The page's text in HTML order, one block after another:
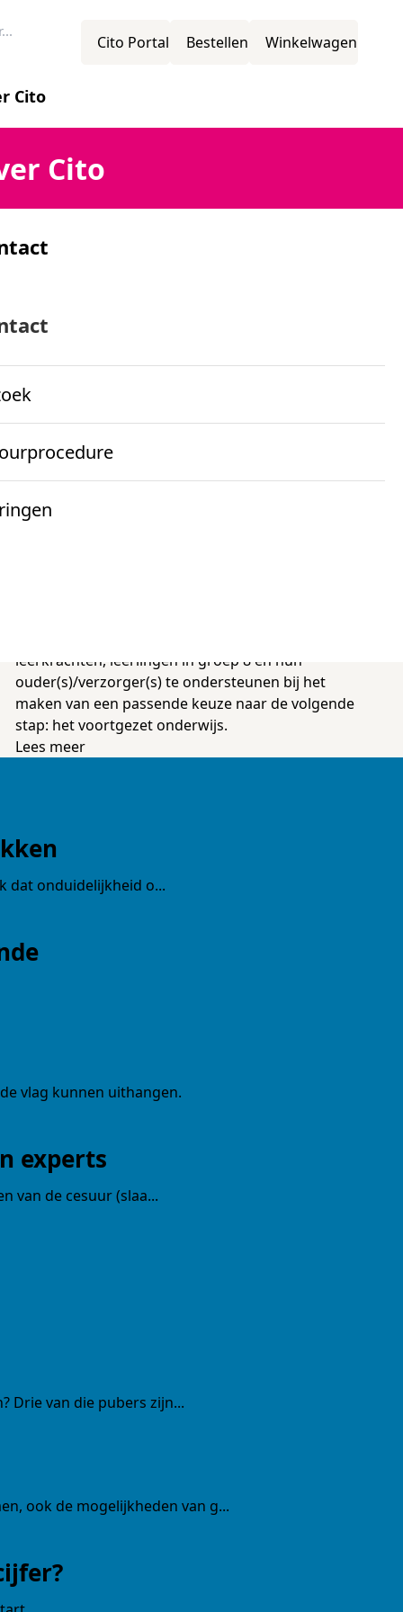
onderzoek
prototypes
Cito
Cito
vragen
naar
gezocht
gezocht
Cito Portal Bestellen Winkelwagen
leerkrachten, leerlingen in groep 8 en hun
ouder(s)/verzorger(s) te ondersteunen bij het
maken van een passende keuze naar de volgende
stap: het voortgezet onderwijs.
Lees meer
dat onduidelijkheid o...
vlag kunnen uithangen.
experts
van de cesuur (slaa...
Drie van die pubers zijn...
ook de mogelijkheden van g...